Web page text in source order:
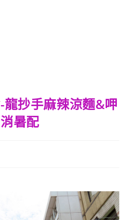
抄手麻辣涼麵&呷
暑配